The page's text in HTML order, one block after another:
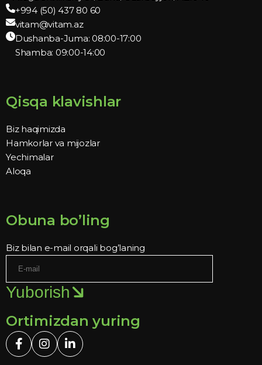
+994 (50) 437 80 60
vitam@vitam.az
Dushanba-Juma: 08:00-17:00
Shamba: 09:00-14:00
Qisqa klavishlar
Biz haqimizda
Hamkorlar va mijozlar
Yechimalar
Aloqa
Obuna bo’ling
Biz bilan e-mail orqali bog’laning
Yuborish
Ortimizdan yuring